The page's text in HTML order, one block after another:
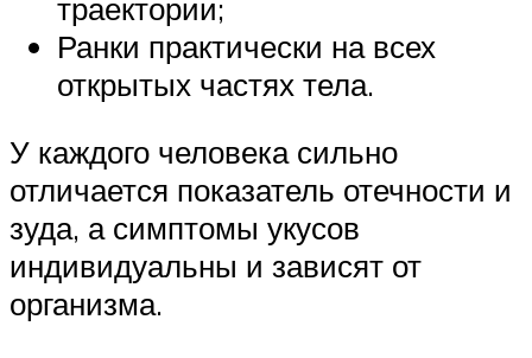
траектории;
Ранки практически на всех
открытых частях тела.
У каждого человека сильно
отличается показатель отечности и
зуда, а симптомы укусов
индивидуальны и зависят от
организма.